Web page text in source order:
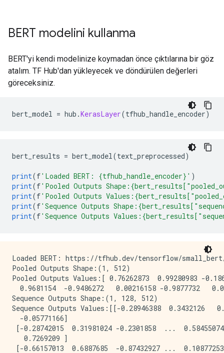
BERT modelini kullanma
BERT'yi kendi modelinize koymadan önce çıktılarına bir göz
atalım. TF Hub'dan yükleyecek ve döndürülen değerleri
göreceksiniz.
bert_model = hub .KerasLayer(tfhub_handle_encoder)
bert_results = bert_model(text_preprocessed)
print(f'Loaded BERT: {tfhub_handle_encoder}' )
print(f'Pooled Outputs
print(f'Pooled Outputs
print(f'Sequence Outputs
print(f'Sequence Outputs
Loaded BERT: https://tfhub.dev/tensorflow/small_bert/
Pooled Outputs Shape:(1, 512)
Pooled Outputs Values:[ 0.76262873  0.99280983 -
0.9681154  -0.9486272   0.00216158 -0.9877732
Sequence Outputs Shape:(1, 128, 512)
Sequence Outputs Values:[[-0.28946388  0.3432126
  -0.05771166]
[-0.28742015  0.31981024 -0.2301858  ...
   0.7269209 ]
[-0.66157013  0.6887685  -0.87432927 ...